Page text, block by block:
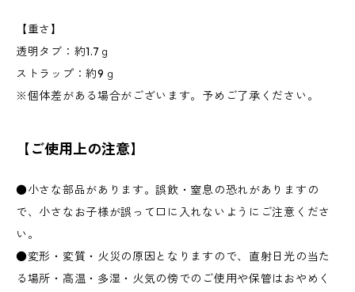
【重さ】
透明タブ：約1.7ｇ
ストラップ：約9ｇ
※個体差がある場合がございます。予めご了承ください。
【ご使用上の注意】
●小さな部品があります。誤飲・窒息の恐れがありますの
で、小さなお子様が誤って口に入れないようにご注意くださ
い。
●変形・変質・火災の原因となりますので、直射日光の当た
る場所・高温・多湿・火気の傍でのご使用や保管はおやめく